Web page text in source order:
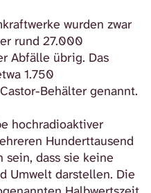
wurden zwar
rund 27.000
Abfälle übrig. Das
1.750
Behälter genannt.
hochradioaktiver
Hunderttausend
sein, dass sie keine
Umwelt darstellen. Die